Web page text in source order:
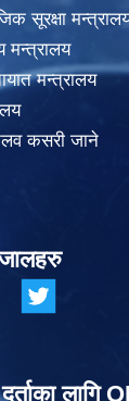
सूरक्षा
मन्त्रालय
मन्त्रालय
कसरी जाने
लागि